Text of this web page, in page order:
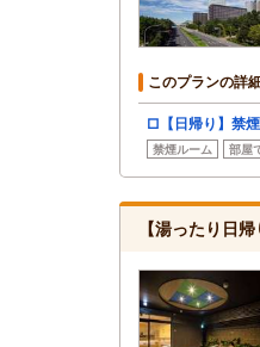
このプランの詳
□【日帰り】禁
禁煙ルーム 部屋
【湯ったり日